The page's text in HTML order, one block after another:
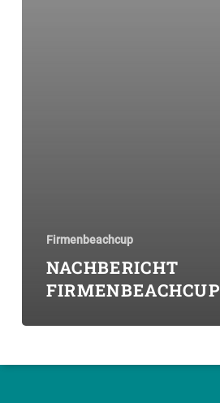
Firmenbeachcup
NACHBERICHT
FIRMENBEACHCUP